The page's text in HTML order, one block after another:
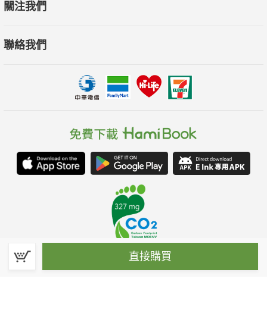
直接購買
關注我們
聯絡我們